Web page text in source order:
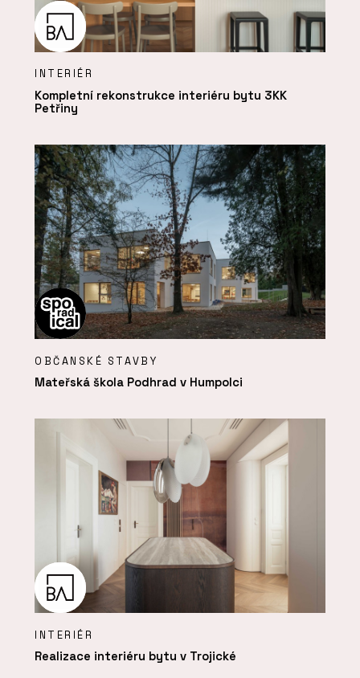
INTERIÉR
Kompletní rekonstrukce interiéru bytu 3KK
Petřiny
OBČANSKÉ STAVBY
Mateřská škola Podhrad v Humpolci
INTERIÉR
Realizace interiéru bytu v Trojické